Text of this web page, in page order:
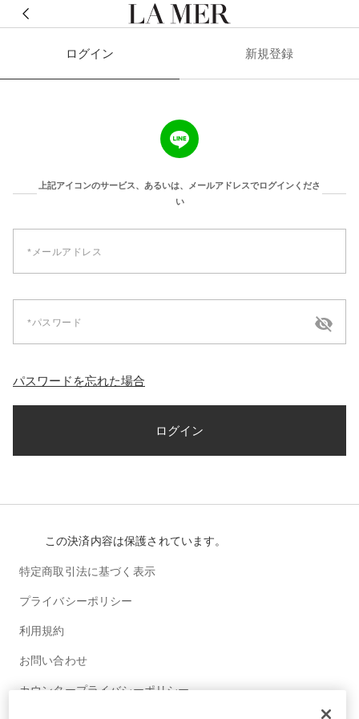
ログイン 新規登録
上記アイコンのサービス、あるいは、メールアドレスでログインくださ
い
メールアドレス
パスワード
パスワードを忘れた場合
ログイン
この決済内容は保護されています。
特定商取引法に基づく表示
プライバシーポリシー
利用規約
お問い合わせ
カウンタープライバシーポリシー